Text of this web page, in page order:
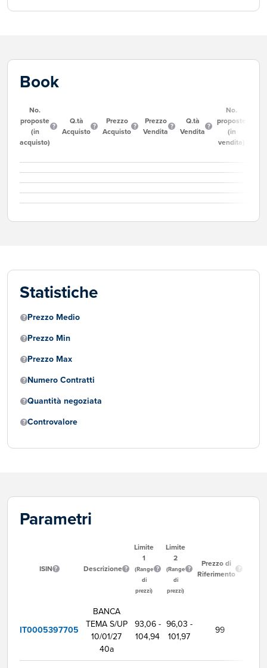
Book
No.
proposte
(in
acquisto)
Q.tà
Acquisto
Prezzo
Acquisto
Prezzo
Vendita
Q.tà
Vendita
No.
proposte
(in
vendita)
Statistiche
Prezzo Medio
Prezzo Min
Prezzo Max
Numero Contratti
Quantità negoziata
Controvalore
Parametri
ISIN Descrizione
Limite
1
(Range
di
prezzi)
Limite
2
(Range
di
prezzi)
Prezzo di
Riferimento
IT0005397705
BANCA
TEMA S/UP
10/01/27
40a
93,06 -
104,94
96,03 -
101,97
99